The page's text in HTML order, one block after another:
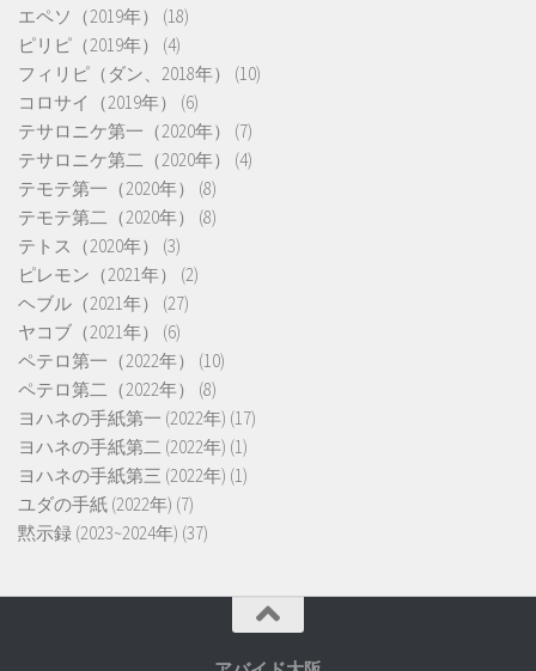
エペソ（2019年）
(18)
ピリピ（2019年）
(4)
フィリピ（ダン、2018年）
(10)
コロサイ（2019年）
(6)
テサロニケ第一（2020年）
(7)
テサロニケ第二（2020年）
(4)
テモテ第一（2020年）
(8)
テモテ第二（2020年）
(8)
テトス（2020年）
(3)
ピレモン（2021年）
(2)
ヘブル（2021年）
(27)
ヤコブ（2021年）
(6)
ペテロ第一（2022年）
(10)
ペテロ第二（2022年）
(8)
ヨハネの手紙第一 (2022年) (17)
ヨハネの手紙第二 (2022年) (1)
ヨハネの手紙第三 (2022年) (1)
ユダの手紙 (2022年) (7)
黙示録 (2023~2024年) (37)